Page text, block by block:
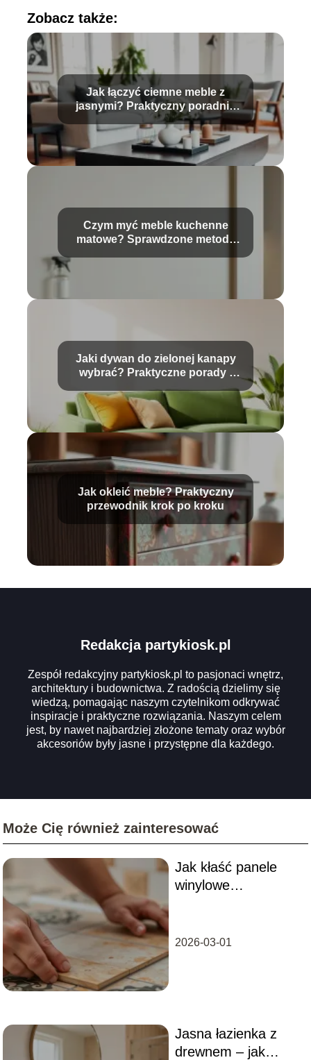
Zobacz także:
Jak łączyć ciemne meble z
jasnymi? Praktyczny poradnik
aranżacji
Czym myć meble kuchenne
matowe? Sprawdzone metody
Jaki dywan do zielonej kanapy
wybrać? Praktyczne porady i
Jak okleić meble? Praktyczny
przewodnik krok po kroku
Redakcja partykiosk.pl
Zespół redakcyjny partykiosk.pl to pasjonaci wnętrz,
architektury i budownictwa. Z radością dzielimy się
wiedzą, pomagając naszym czytelnikom odkrywać
inspiracje i praktyczne rozwiązania. Naszym celem
jest, by nawet najbardziej złożone tematy oraz wybór
akcesoriów były jasne i przystępne dla każdego.
Może Cię również zainteresować
Jak kłaść panele
winylowe
Przewodnik krok po
2026-03-01
Jasna łazienka z
drewnem – jak